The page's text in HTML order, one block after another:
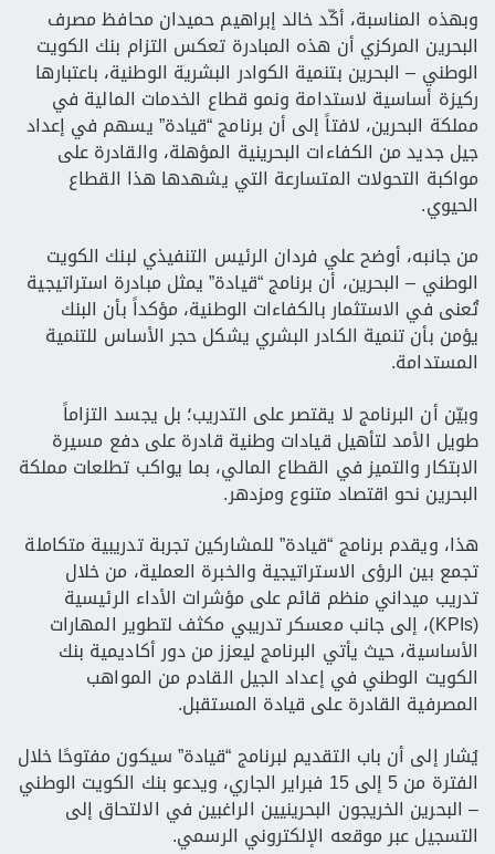
وبهذه المناسبة، أكّد خالد إبراهيم حميدان محافظ مصرف
البحرين المركزي أن هذه المبادرة تعكس التزام بنك الكويت
الوطني – البحرين بتنمية الكوادر البشرية الوطنية، باعتبارها
ركيزة أساسية لاستدامة ونمو قطاع الخدمات المالية في
مملكة البحرين، لافتاً إلى أن برنامج “قيادة” يسهم في إعداد
جيل جديد من الكفاءات البحرينية المؤهلة، والقادرة على
مواكبة التحولات المتسارعة التي يشهدها هذا القطاع
الحيوي.
من جانبه، أوضح علي فردان الرئيس التنفيذي لبنك الكويت
الوطني – البحرين، أن برنامج “قيادة” يمثل مبادرة استراتيجية
تُعنى في الاستثمار بالكفاءات الوطنية، مؤكداً بأن البنك
يؤمن بأن تنمية الكادر البشري يشكل حجر الأساس للتنمية
المستدامة.
وبيّن أن البرنامج لا يقتصر على التدريب؛ بل يجسد التزاماً
طويل الأمد لتأهيل قيادات وطنية قادرة على دفع مسيرة
الابتكار والتميز في القطاع المالي، بما يواكب تطلعات مملكة
البحرين نحو اقتصاد متنوع ومزدهر.
هذا، ويقدم برنامج “قيادة” للمشاركين تجربة تدريبية متكاملة
تجمع بين الرؤى الاستراتيجية والخبرة العملية، من خلال
تدريب ميداني منظم قائم على مؤشرات الأداء الرئيسية
(KPIs)، إلى جانب معسكر تدريبي مكثف لتطوير المهارات
الأساسية، حيث يأتي البرنامج ليعزز من دور أكاديمية بنك
الكويت الوطني في إعداد الجيل القادم من المواهب
المصرفية القادرة على قيادة المستقبل.
يُشار إلى أن باب التقديم لبرنامج “قيادة” سيكون مفتوحًا خلال
الفترة من 5 إلى 15 فبراير الجاري، ويدعو بنك الكويت الوطني
– البحرين الخريجون البحرينيين الراغبين في الالتحاق إلى
التسجيل عبر موقعه الإلكتروني الرسمي.